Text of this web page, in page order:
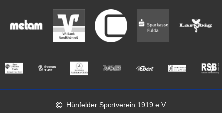
Hünfelder Sportverein 1919 e.V.